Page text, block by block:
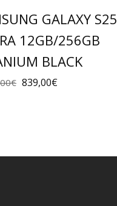
GALAXY S25
12GB/256GB
BLACK
€ 839,00€